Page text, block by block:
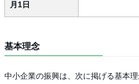
月1日
基本理念
中小企業の振興は、次に掲げる基本